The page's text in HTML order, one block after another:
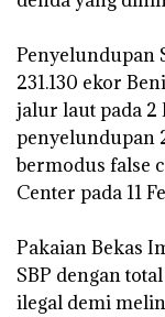
‎Penyelundupan
231.130 ekor
jalur laut pada 2
penyelundupan
bermodus false
Center pada 11
‎Pakaian Bekas
SBP dengan
ilegal demi